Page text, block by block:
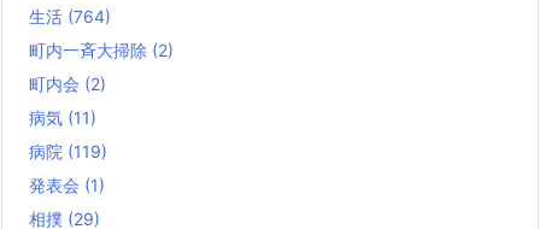
生活 (764)
町内一斉大掃除 (2)
町内会 (2)
病気 (11)
病院 (119)
発表会 (1)
相撲 (29)